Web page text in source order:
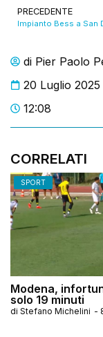
di Pier Paolo
20 Luglio 2025
12:08
CORRELATI
SPORT
Modena,
solo 19 minuti
di Stefano Michelini -
PRECEDENTE